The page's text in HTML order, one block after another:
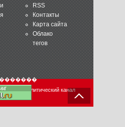
RSS
Контакты
Карта сайта
Облако
тегов
аналитический канал